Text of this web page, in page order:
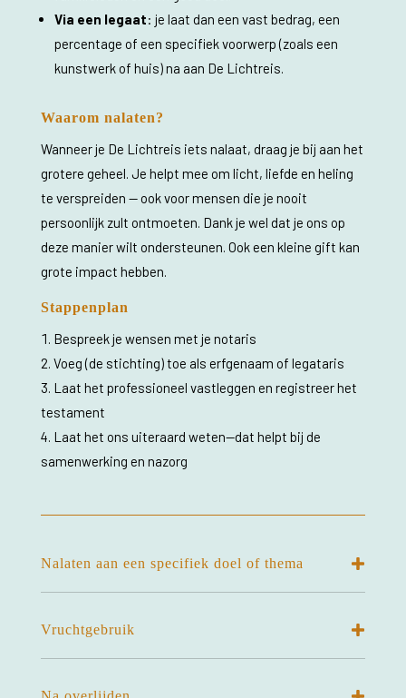
Via een legaat: je laat dan een vast bedrag, een
percentage of een specifiek voorwerp (zoals een
kunstwerk of huis) na aan De Lichtreis.
Waarom nalaten?
Wanneer je De Lichtreis iets nalaat, draag je bij aan het
grotere geheel. Je helpt mee om licht, liefde en heling
te verspreiden — ook voor mensen die je nooit
persoonlijk zult ontmoeten. Dank je wel dat je ons op
deze manier wilt ondersteunen. Ook een kleine gift kan
grote impact hebben.
Stappenplan
Bespreek je wensen met je notaris
Voeg (de stichting) toe als erfgenaam of legataris
Laat het professioneel vastleggen en registreer het
testament
Laat het ons uiteraard weten—dat helpt bij de
samenwerking en nazorg
Nalaten aan een specifiek doel of thema
Vruchtgebruik